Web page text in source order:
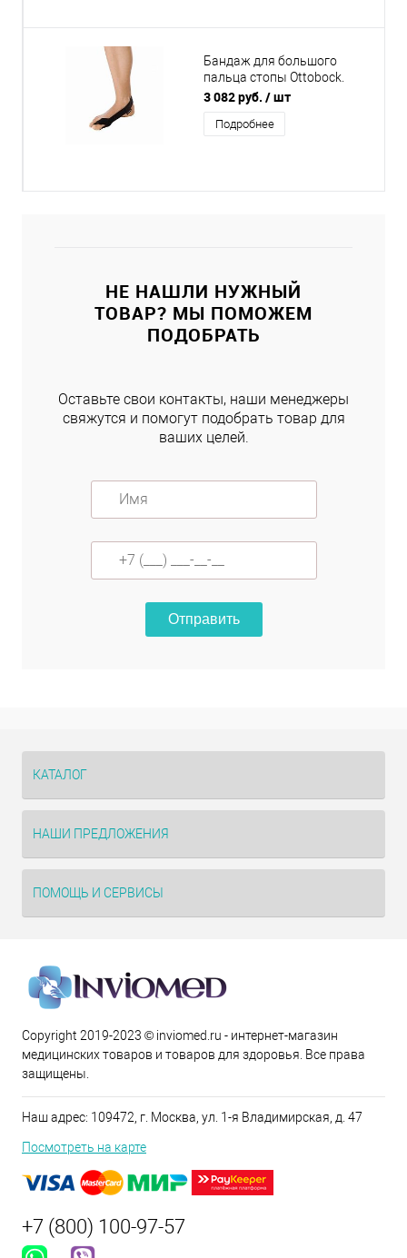
Бандаж для большого
пальца стопы Ottobock.
Hallux Valgus ComforT 509
3 082 руб. / шт
Подробнее
НЕ НАШЛИ НУЖНЫЙ
ТОВАР? МЫ ПОМОЖЕМ
ПОДОБРАТЬ
Оставьте свои контакты, наши менеджеры
свяжутся и помогут подобрать товар для
ваших целей.
Отправить
КАТАЛОГ
НАШИ ПРЕДЛОЖЕНИЯ
ПОМОЩЬ И СЕРВИСЫ
Copyright 2019-2023 © inviomed.ru - интернет-магазин
медицинских товаров и товаров для здоровья. Все права
защищены.
Наш адрес: 109472, г. Москва, ул. 1-я Владимирская, д. 47
Посмотреть на карте
+7 (800) 100-97-57